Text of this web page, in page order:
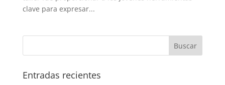
clave para expresar...
Entradas recientes